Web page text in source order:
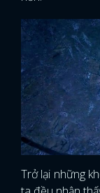
Trở lại những